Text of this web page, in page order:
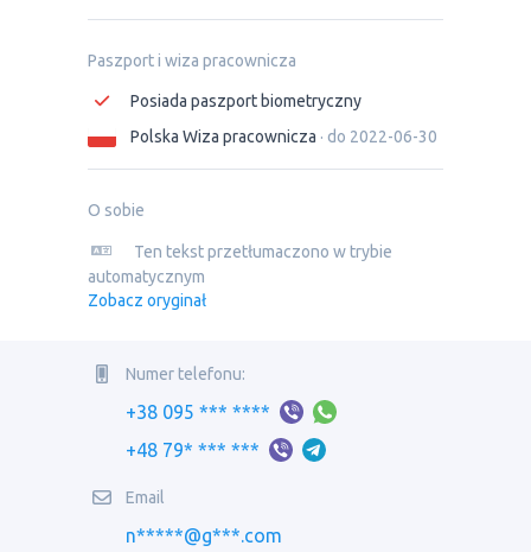
Paszport i wiza pracownicza
Posiada paszport biometryczny
Polska Wiza pracownicza · do 2022-06-30
O sobie
Ten tekst przetłumaczono w trybie
automatycznym
Zobacz oryginał
Numer telefonu:
+38 095 *** ****
+48 79* *** ***
Email
n*****@g***.com